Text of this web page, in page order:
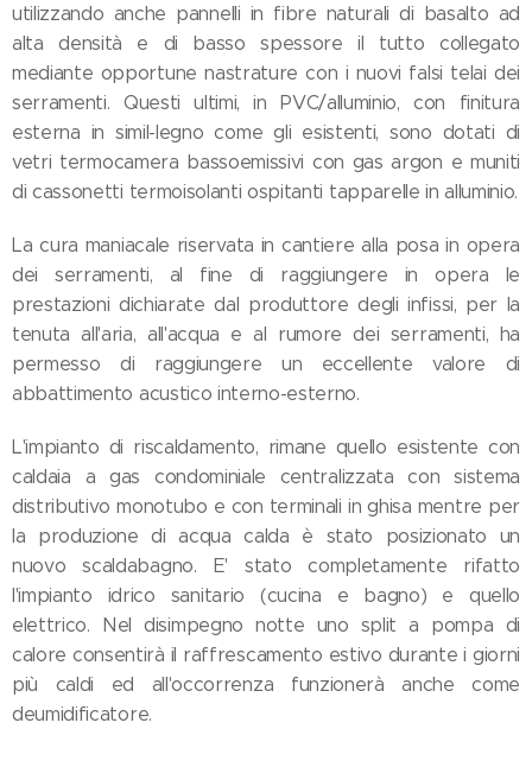
utilizzando anche pannelli in fibre naturali di basalto ad
alta densità e di basso spessore il tutto collegato
mediante opportune nastrature con i nuovi falsi telai dei
serramenti. Questi ultimi, in PVC/alluminio, con finitura
esterna in simil-legno come gli esistenti, sono dotati di
vetri termocamera bassoemissivi con gas argon e muniti
di cassonetti termoisolanti ospitanti tapparelle in alluminio.
La cura maniacale riservata in cantiere alla posa in opera
dei serramenti, al fine di raggiungere in opera le
prestazioni dichiarate dal produttore degli infissi, per la
tenuta all'aria, all'acqua e al rumore dei serramenti, ha
permesso di raggiungere un eccellente valore di
abbattimento acustico interno-esterno.
L'impianto di riscaldamento, rimane quello esistente con
caldaia a gas condominiale centralizzata con sistema
distributivo monotubo e con terminali in ghisa mentre per
la produzione di acqua calda è stato posizionato un
nuovo scaldabagno. E' stato completamente rifatto
l'impianto idrico sanitario (cucina e bagno) e quello
elettrico. Nel disimpegno notte uno split a pompa di
calore consentirà il raffrescamento estivo durante i giorni
più caldi ed all'occorrenza funzionerà anche come
deumidificatore.